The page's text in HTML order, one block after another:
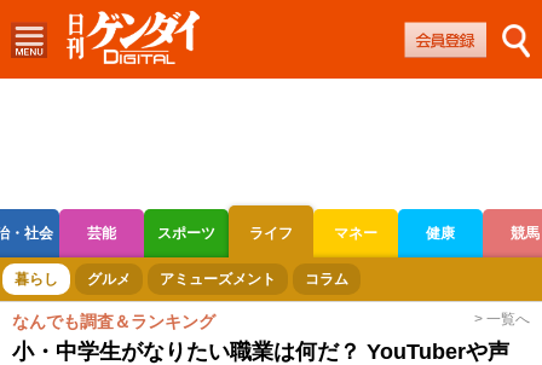
・社会 芸能 スポーツ ライフ マネー 健康 競馬
ボートレース 競輪 オートレース
暮らし グルメ アミューズメント コラム
なんでも調査＆ランキング > 一覧へ
小・中学生がなりたい職業は何だ？ YouTuberや声